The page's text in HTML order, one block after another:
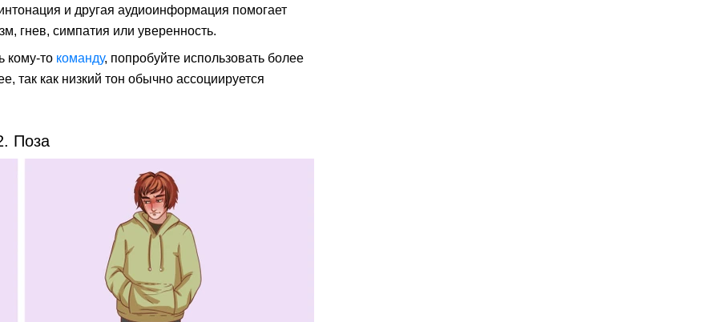
и другая аудиоинформация помогает
гнев, симпатия или уверенность.
кому-то команду, попробуйте использовать более
так как низкий тон обычно ассоциируется
Поза